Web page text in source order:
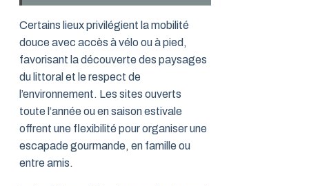
Certains lieux privilégient la mobilité
douce avec accès à vélo ou à pied,
favorisant la découverte des paysages
du littoral et le respect de
l’environnement. Les sites ouverts
toute l’année ou en saison estivale
offrent une flexibilité pour organiser une
escapade gourmande, en famille ou
entre amis.